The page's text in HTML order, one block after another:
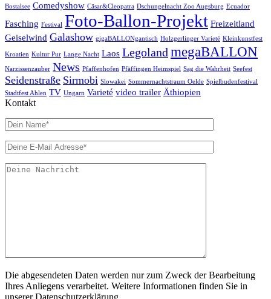
Bostalsee Comedyshow Cäsar&Cleopatra Dschungelnacht Zoo Augsburg Ecuador
Fasching Festival Foto-Ballon-Projekt Freizeitland
Geiselwind Galashow gigaBALLONgantisch Holzgerlinger Varieté Kleinkunstfest
Kroatien Kultur Pur Lange Nacht Laos Legoland megaBALLON
Narzissenzauber News Pfaffenhofen Pfäffingen Heimspiel Sag die Wahrheit Seefest
Seidenstraße Sirmobi Slowakei Sommernachtstraum Oelde Spielbudenfestival
Stadtfest Ahlen TV Ungarn Varieté video trailer Äthiopien
Kontakt
Die abgesendeten Daten werden nur zum Zweck der Bearbeitung
Ihres Anliegens verarbeitet. Weitere Informationen finden Sie in
unserer Datenschutzerklärung